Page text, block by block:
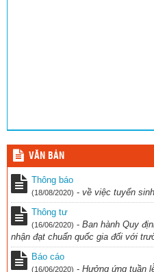
VĂN BẢN
Thông báo
(18/08/2020) - về việc tuyển
Thông tư
(16/06/2020) - Ban hành Quy
nhận đạt chuẩn quốc gia đối với
Báo cáo
(16/06/2020) - Hưởng ứng tuần